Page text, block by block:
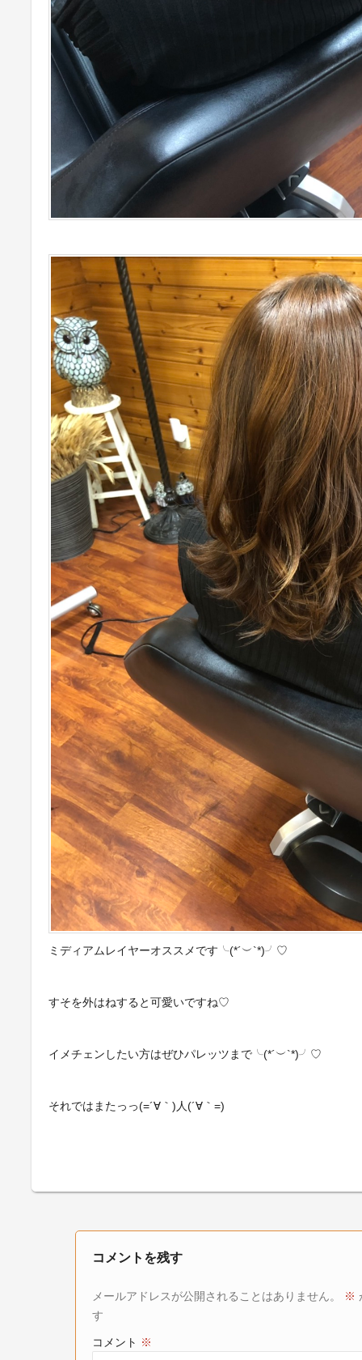
ミディアムレイヤーオススメです╰(*´︶`*)╯♡
すそを外はねすると可愛いですね♡
イメチェンしたい方はぜひパレッツまで╰(*´︶`*)╯♡
それではまたっっ(=´∀｀)人(´∀｀=)
コメントを残す
メールアドレスが公開されることはありません。 ※
す
コメント ※